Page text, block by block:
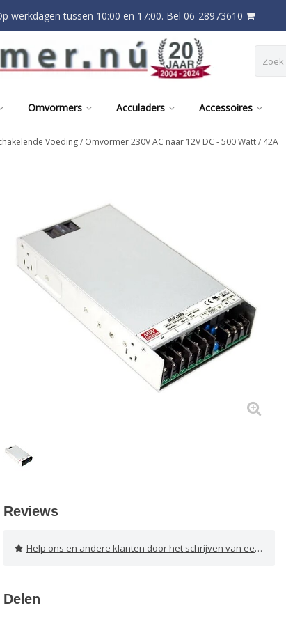
werkdagen tussen 10:00 en 17:00. Bel 06-28973610
Omvormers Acculaders Accessoires
Voeding / Omvormer 230V AC naar 12V DC - 500 Watt / 42A
Reviews
Help ons en andere klanten door het schrijven van een review
Delen